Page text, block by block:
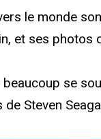
le monde
et ses
se
Steven